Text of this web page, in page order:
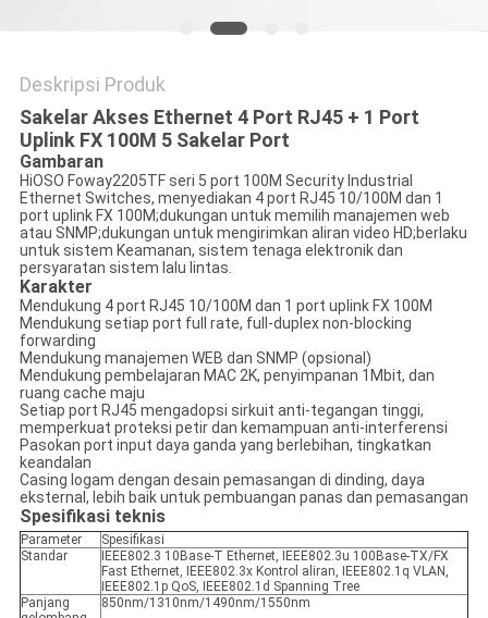
Deskripsi Produk
Sakelar Akses Ethernet 4 Port RJ45 + 1 Port
Uplink FX 100M 5 Sakelar Port
Gambaran
HiOSO Foway2205TF seri 5 port 100M Security Industrial
Ethernet Switches, menyediakan 4 port RJ45 10/100M dan 1
port uplink FX 100M;dukungan untuk memilih manajemen web
atau SNMP;dukungan untuk mengirimkan aliran video HD;berlaku
untuk sistem Keamanan, sistem tenaga elektronik dan
persyaratan sistem lalu lintas.
Karakter
Mendukung 4 port RJ45 10/100M dan 1 port uplink FX 100M
Mendukung setiap port full rate, full-duplex non-blocking
forwarding
Mendukung manajemen WEB dan SNMP (opsional)
Mendukung pembelajaran MAC 2K, penyimpanan 1Mbit, dan
ruang cache maju
Setiap port RJ45 mengadopsi sirkuit anti-tegangan tinggi,
memperkuat proteksi petir dan kemampuan anti-interferensi
Pasokan port input daya ganda yang berlebihan, tingkatkan
keandalan
Casing logam dengan desain pemasangan di dinding, daya
eksternal, lebih baik untuk pembuangan panas dan pemasangan
Spesifikasi teknis
Parameter
Spesifikasi
Standar
IEEE802.3 10Base-T Ethernet, IEEE802.3u 100Base-TX/FX
Fast Ethernet, IEEE802.3x Kontrol aliran, IEEE802.1q VLAN,
IEEE802.1p QoS, IEEE802.1d Spanning Tree
Panjang
850nm/1310nm/1490nm/1550nm